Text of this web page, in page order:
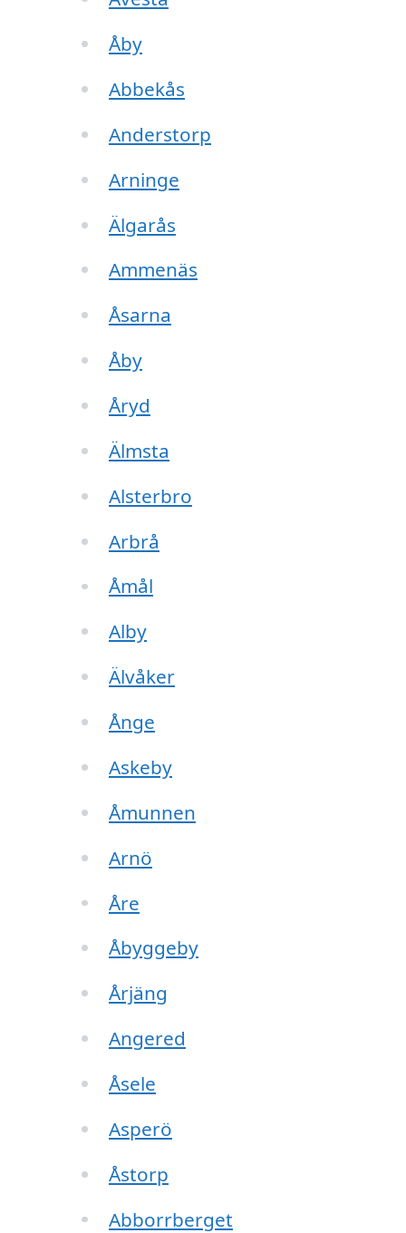
Åby
Abbekås
Anderstorp
Arninge
Älgarås
Ammenäs
Åsarna
Åby
Åryd
Älmsta
Alsterbro
Arbrå
Åmål
Alby
Älvåker
Ånge
Askeby
Åmunnen
Arnö
Åre
Åbyggeby
Årjäng
Angered
Åsele
Asperö
Åstorp
Abborrberget